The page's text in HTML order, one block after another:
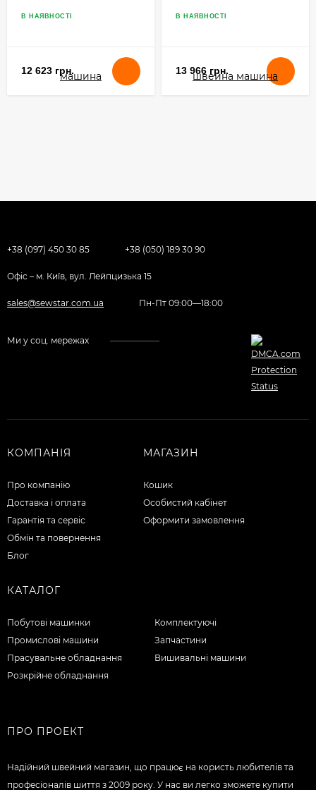
В НАЯВНОСТІ
12 623 грн.
В НАЯВНОСТІ
13 966 грн.
+38 (097) 450 30 85 +38 (050) 189 30 90
Офіс – м. Київ, вул. Лейпцизька 15
sales@sewstar.com.ua Пн-Пт 09:00—18:00
Ми у соц. мережах
КОМПАНІЯ
Про компанію
Доставка і оплата
Гарантія та сервіс
Обмін та повернення
Блог
МАГАЗИН
Кошик
Особистий кабінет
Оформити замовлення
КАТАЛОГ
Побутові машинки
Промислові машини
Прасувальне обладнання
Розкрійне обладнання
Комплектуючі
Запчастини
Вишивальні машини
ПРО ПРОЕКТ
Надійний швейний магазин, що працює на користь любителів та
професіоналів шиття з 2009 року. У нас ви легко зможете купити